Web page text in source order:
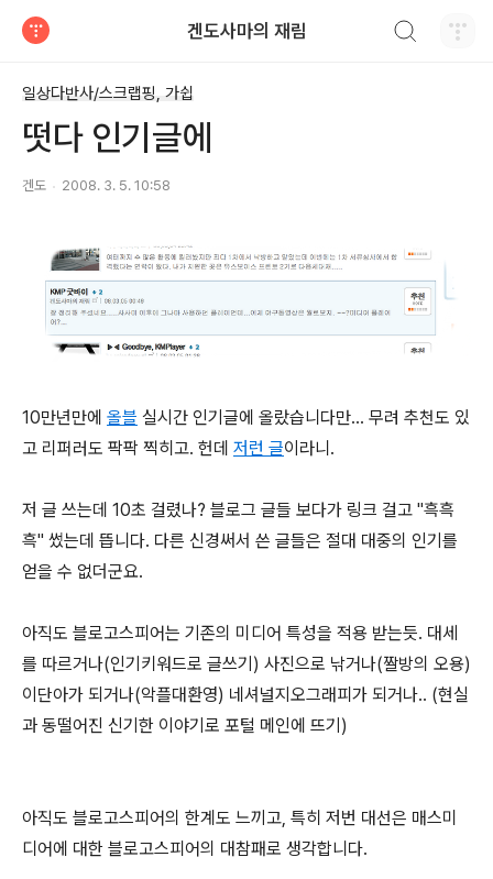
겐도사마의 재림
일상다반사/스크랩핑, 가쉽
떳다 인기글에
겐도 2008. 3. 5. 10:58
10만년만에 올블 실시간 인기글에 올랐습니다만... 무려 추천도 있
고 리퍼러도 팍팍 찍히고. 헌데 저런 글이라니.
저 글 쓰는데 10초 걸렸나? 블로그 글들 보다가 링크 걸고 "흑흑
흑" 썼는데 뜹니다. 다른 신경써서 쓴 글들은 절대 대중의 인기를
얻을 수 없더군요.
아직도 블로고스피어는 기존의 미디어 특성을 적용 받는듯. 대세
를 따르거나(인기키워드로 글쓰기) 사진으로 낚거나(짤방의 오용)
이단아가 되거나(악플대환영) 네셔널지오그래피가 되거나.. (현실
과 동떨어진 신기한 이야기로 포털 메인에 뜨기)
아직도 블로고스피어의 한계도 느끼고, 특히 저번 대선은 매스미
디어에 대한 블로고스피어의 대참패로 생각합니다.